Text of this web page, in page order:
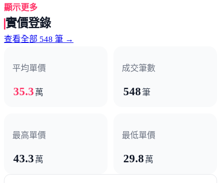
政府機構
顯示更多
實價登錄
查看全部 548 筆 →
平均單價
35.3 萬
成交筆數
548筆
最高單價
43.3 萬
最低單價
29.8 萬